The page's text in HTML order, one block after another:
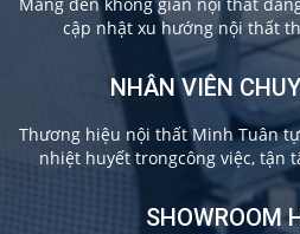
cập nhật xu hướng nội thất
NHÂN VIÊN
Thương hiệu nội thất Minh Tuân
nhiệt huyết trongcông việc, tận
SHOWROOM